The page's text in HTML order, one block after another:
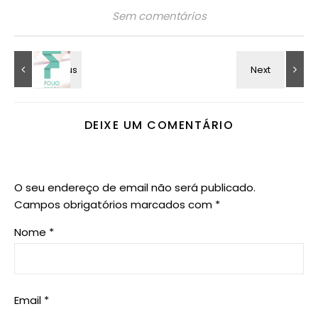
Sem comentários
DEIXE UM COMENTÁRIO
O seu endereço de email não será publicado.
Campos obrigatórios marcados com *
Nome *
Email *